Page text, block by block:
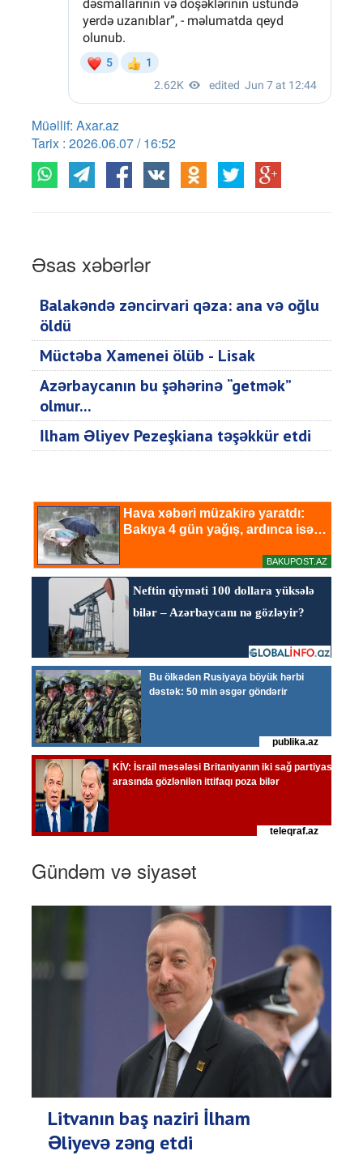
Müəllif: Axar.az
Tarix : 2026.06.07 / 16:52
Əsas xəbərlər
Balakəndə zəncirvari qəza: ana və oğlu
öldü
Müctəba Xamenei ölüb - Lisak
Azərbaycanın bu şəhərinə “getmək”
olmur...
İlham Əliyev Pezeşkiana təşəkkür etdi
Gündəm və siyasət
Litvanın baş naziri İlham
Əliyevə zəng etdi